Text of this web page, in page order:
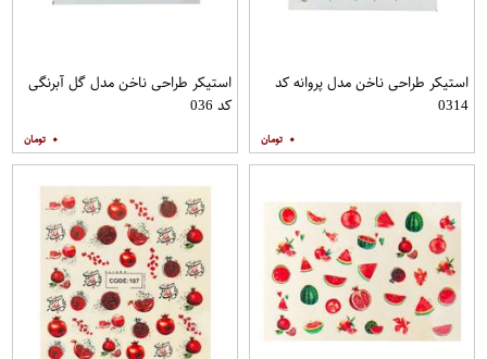
استیکر طراحی ناخن مدل پروانه کد
0314
۰
استیکر طراحی ناخن مدل گل آبرنگی
کد 036
۰